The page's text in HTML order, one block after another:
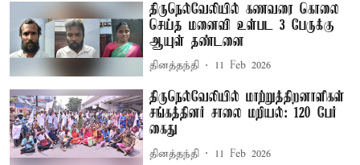
திருநெல்வேலியில் கணவரை கொலை
செய்த மனைவி உள்பட 3 பேருக்கு
ஆயுள் தண்டனை
தினத்தந்தி 11 Feb 2026
திருநெல்வேலியில் மாற்றுத்திறனாளிகள்
சங்கத்தினர் சாலை மறியல்: 120 பேர்
கைது
தினத்தந்தி 11 Feb 2026